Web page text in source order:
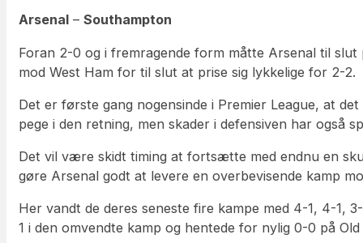
Arsenal –Southampton
Foran 2-0 og i fremragende form måtte Arsenal til
mod West Ham for til slut at prise sig lykkelige for 2-2.
Det er første gang nogensinde i Premier League, at
pege i den retning, men skader i defensiven har også
Det vil være skidt timing at fortsætte med endnu en
gøre Arsenal godt at levere en overbevisende kamp
Her vandt de deres seneste fire kampe med 4-1, 4-1,
1 i den omvendte kamp og hentede for nylig 0-0 på